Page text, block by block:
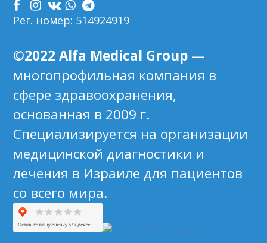
Рег. номер: 514924919
©2022 Alfa Medical Group —
многопрофильная компания в
сфере здравоохранения,
основанная в 2009 г.
Специализируется на организации
медицинской диагностики и
лечения в Израиле для пациентов
со всего мира.